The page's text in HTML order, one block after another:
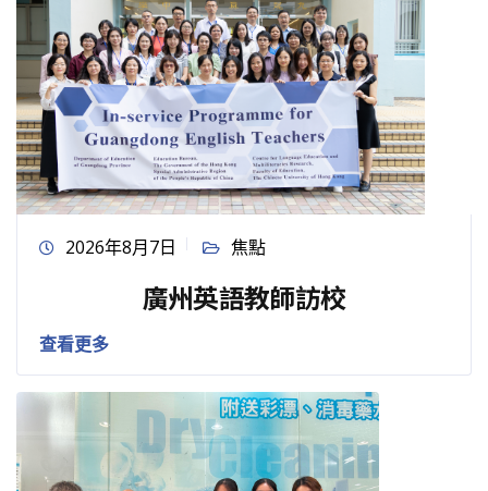
2026年8月7日 焦點
廣州英語教師訪校
查看更多